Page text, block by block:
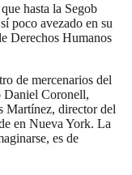
hasta la Segob
poco avezado en su
Derechos Humanos
de mercenarios del
Daniel Coronell,
Martínez, director del
en Nueva York. La
es de